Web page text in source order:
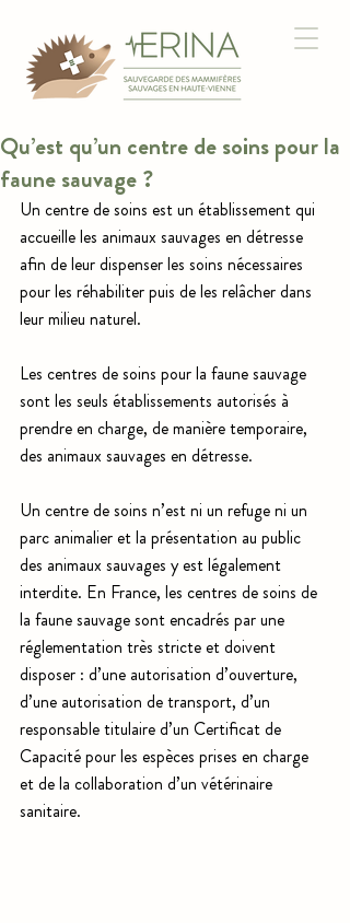
Qu’est qu’un centre de soins pour la
faune sauvage ?
Un centre de soins est un établissement qui
accueille les animaux sauvages en détresse
afin de leur dispenser les soins nécessaires
pour les réhabiliter puis de les relâcher dans
leur milieu naturel.
Les centres de soins pour la faune sauvage
sont les seuls établissements autorisés à
prendre en charge, de manière temporaire,
des animaux sauvages en détresse.
Un centre de soins n’est ni un refuge ni un
parc animalier et la présentation au public
des animaux sauvages y est légalement
interdite. En France, les centres de soins de
la faune sauvage sont encadrés par une
réglementation très stricte et doivent
disposer : d’une autorisation d’ouverture,
d’une autorisation de transport, d’un
responsable titulaire d’un Certificat de
Capacité pour les espèces prises en charge
et de la collaboration d’un vétérinaire
sanitaire.